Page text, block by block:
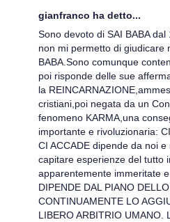
gianfranco ha detto...
Sono devoto di SAI BABA
non mi permetto di giudicare
BABA.Sono comunque
poi risponde delle sue
la
cristiani,poi negata da un
fenomeno KARMA,una
importante e rivoluzionaria:
CI ACCADE dipende da noi
capitare esperienze del tutto
apparentemente immeritate
DIPENDE DAL PIANO
CONTINUAMENTE LO
LIBERO ARBITRIO UMANO.